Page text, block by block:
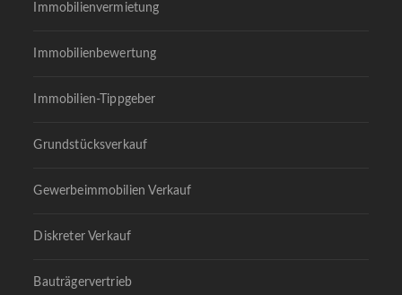
Immobilienvermietung
Immobilienbewertung
Immobilien-Tippgeber
Grundstücksverkauf
Gewerbeimmobilien Verkauf
Diskreter Verkauf
Bauträgervertrieb